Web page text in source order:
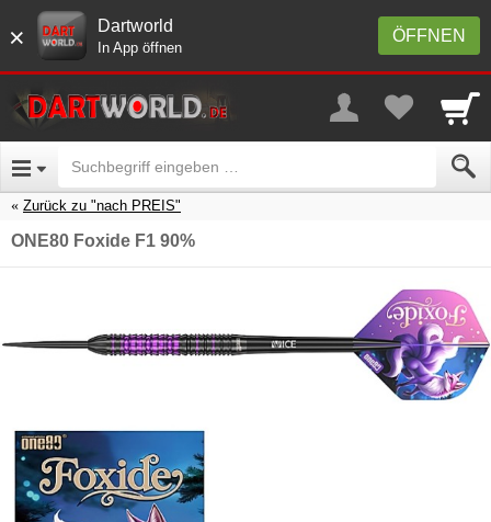
× ÖFFNEN
Dartworld
In App öffnen
Zurück zu "nach PREIS"
ONE80 Foxide F1 90%